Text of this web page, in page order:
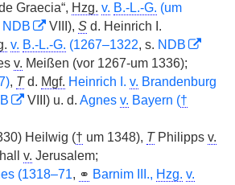
Graecia“, Hzg. v. B.-L.-G. (um
NDB VIII), S d. Heinrich I.
v. B.-L.-G. (1267–1322, s. NDB
v. Meißen (vor 1267-um 1336);
, Td. Mgf. Heinrich I. v. Brandenburg
VIII) u. d. Agnes v. Bayern (†
Heilwig († um 1348), TPhilipps v.
v. Jerusalem;
(1318–71, ⚭ Barnim III., Hzg. v.